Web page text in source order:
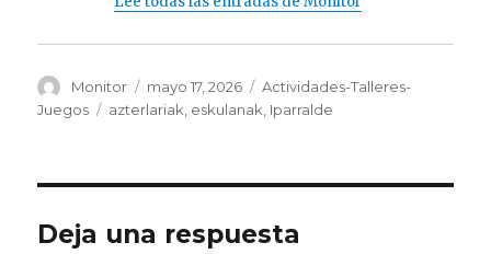
Autor
Monitor
Publicado
el
mayo 17, 2026 Categorías
Actividades-Talleres-
Juegos
Etiquetas
azterlariak eskulanak Iparralde
Deja una respuesta